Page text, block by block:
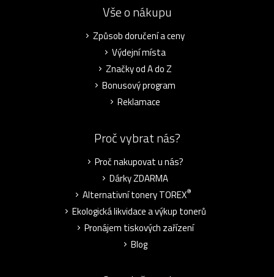
Vše o nákupu
Způsob doručení a ceny
Výdejní místa
Značky od A do Z
Bonusový program
Reklamace
Proč vybrat nás?
Proč nakupovat u nás?
Dárky ZDARMA
Alternativní tonery TOREX®
Ekologická likvidace a výkup tonerů
Pronájem tiskových zařízení
Blog